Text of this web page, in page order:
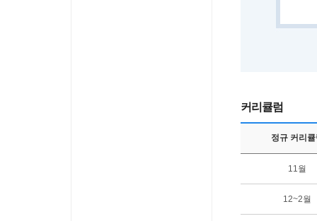
커리큘럼
정규 커리큘
11월
12~2월